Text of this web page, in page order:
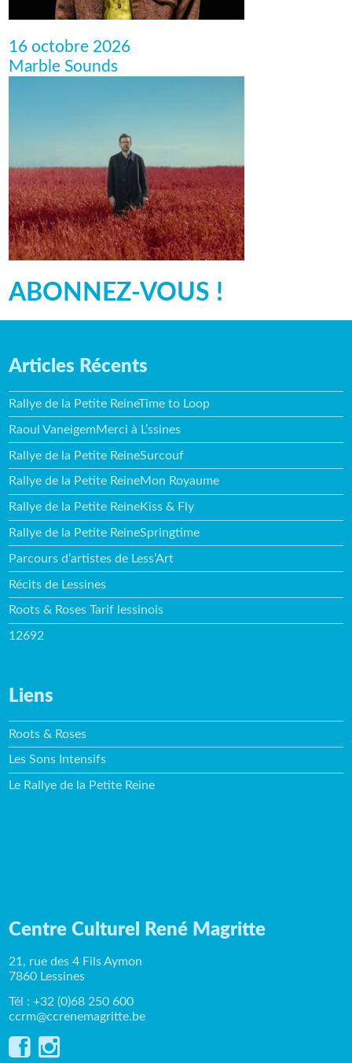
16 octobre 2026
Marble Sounds
ABONNEZ-VOUS !
Articles Récents
Rallye de la Petite ReineTime to Loop
Raoul VaneigemMerci à L’ssines
Rallye de la Petite ReineSurcouf
Rallye de la Petite ReineMon Royaume
Rallye de la Petite ReineKiss & Fly
Rallye de la Petite ReineSpringtime
Parcours d’artistes de Less’Art
Récits de Lessines
Roots & Roses Tarif lessinois
12692
Liens
Roots & Roses
Les Sons Intensifs
Le Rallye de la Petite Reine
Centre Culturel René Magritte
21, rue des 4 Fils Aymon
7860 Lessines
Tél : +32 (0)68 250 600
ccrm@ccrenemagritte.be